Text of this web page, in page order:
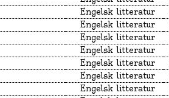
Engelsk litteratur
Engelsk litteratur
Engelsk litteratur
Engelsk litteratur
Engelsk litteratur
Engelsk litteratur
Engelsk litteratur